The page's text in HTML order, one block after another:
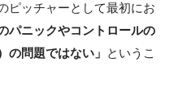
ピッチャーとして最初にお
パニックやコントロールの
の問題ではない」
というこ